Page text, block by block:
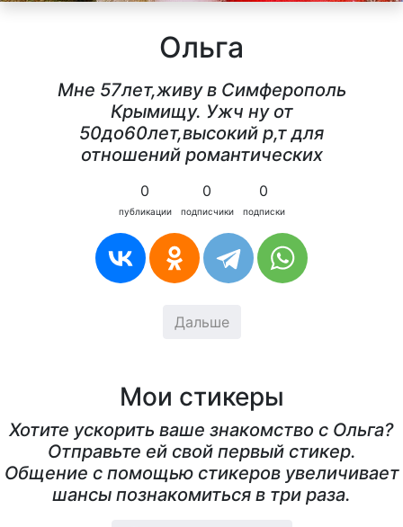
Ольга
Мне 57лет,живу в Симферополь
Крымищу. Ужч ну от
50до60лет,высокий р,т для
отношений романтических
0
публикации
0
подписчики
0
подписки
Дальше
Мои стикеры
Хотите ускорить ваше знакомство с Ольга?
Отправьте ей свой первый стикер.
Общение с помощью стикеров увеличивает
шансы познакомиться в три раза.